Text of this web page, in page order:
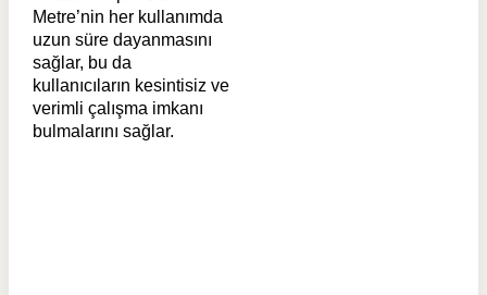
Metre’nin her kullanımda
uzun süre dayanmasını
sağlar, bu da
kullanıcıların kesintisiz ve
verimli çalışma imkanı
bulmalarını sağlar.